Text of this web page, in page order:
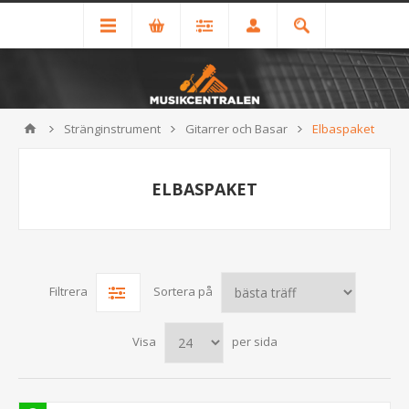
Stränginstrument Gitarrer och Basar Elbaspaket
ELBASPAKET
Filtrera Sortera på
Visa per sida